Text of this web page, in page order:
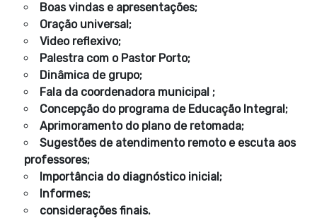
Boas vindas e apresentações;
Oração universal;
Video reflexivo;
Palestra com o Pastor Porto;
Dinâmica de grupo;
Fala da coordenadora municipal ;
Concepção do programa de Educação Integral;
Aprimoramento do plano de retomada;
Sugestões de atendimento remoto e escuta aos
professores;
Importância do diagnóstico inicial;
Informes;
considerações finais.